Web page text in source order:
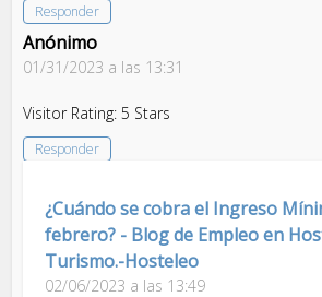
Responder
Anónimo
01/31/2023 a las 13:31
Visitor Rating: 5 Stars
Responder
¿Cuándo se cobra el Ingreso
febrero? - Blog de Empleo en
Turismo.-Hosteleo
02/06/2023 a las 13:49